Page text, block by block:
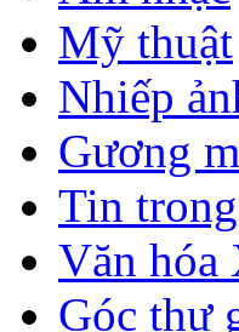
Mỹ thuật
Nhiếp
Gương
Tin
Văn
Góc thư